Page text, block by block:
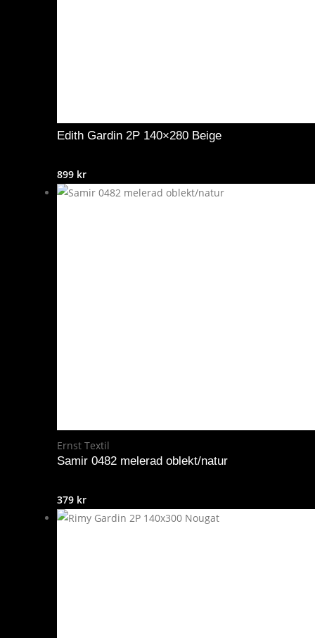
Edith Gardin 2P 140×280 Beige
899 kr
Ernst Textil
Samir 0482 melerad oblekt/natur
379 kr